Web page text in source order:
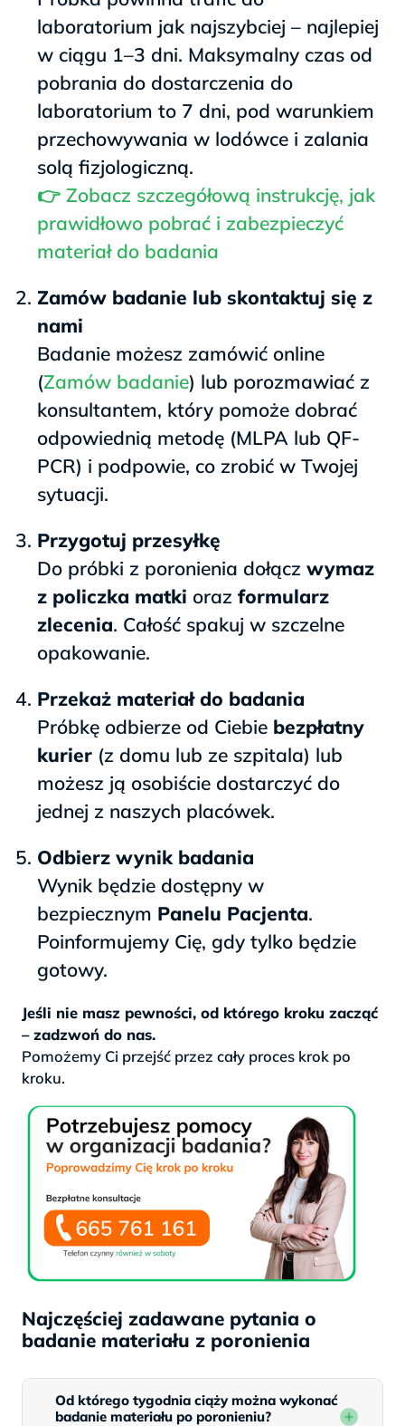
laboratorium jak najszybciej – najlepiej
w ciągu 1–3 dni. Maksymalny czas od
pobrania do dostarczenia do
laboratorium to 7 dni, pod warunkiem
przechowywania w lodówce i zalania
solą fizjologiczną.
👉 Zobacz szczegółową instrukcję, jak
prawidłowo pobrać i zabezpieczyć
materiał do badania
Zamów badanie lub skontaktuj się z
nami
Badanie możesz zamówić online
(Zamów badanie) lub porozmawiać z
konsultantem, który pomoże dobrać
odpowiednią metodę (MLPA lub QF-
PCR) i podpowie, co zrobić w Twojej
sytuacji.
Przygotuj przesyłkę
Do próbki z poronienia dołącz wymaz
z policzka matki oraz formularz
zlecenia. Całość spakuj w szczelne
opakowanie.
Przekaż materiał do badania
Próbkę odbierze od Ciebie bezpłatny
kurier (z domu lub ze szpitala) lub
możesz ją osobiście dostarczyć do
jednej z naszych placówek.
Odbierz wynik badania
Wynik będzie dostępny w
bezpiecznym Panelu Pacjenta.
Poinformujemy Cię, gdy tylko będzie
gotowy.
Jeśli nie masz pewności, od którego kroku zacząć
– zadzwoń do nas.
Pomożemy Ci przejść przez cały proces krok po
kroku.
Najczęściej zadawane pytania o
badanie materiału z poronienia
Od którego tygodnia ciąży można wykonać
badanie materiału po poronieniu?